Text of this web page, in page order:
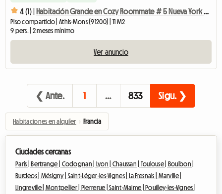
4 (1) | Habitación Grande en Cozy Roommate # 5 Nueva York cerca de Olry
Piso compartido | Athis-Mons (91200) | 11 M2
9 pers. | 2 meses mínimo
Ver anuncio
❮ Ante. 1 … 833 Sigu. ❯
Habitaciones en alquiler › Francia
Ciudades cercanas
París | Bertrange | Codognan | Lyon | Chaussan | Toulouse |
Boulbon |
Burdeos | Mésigny | Saint-Léger-les-Vignes | La Fresnais | Marville |
Lingreville | Montpellier | Pierrerue |Saint-Maime |
Pouilley-les-Vignes |